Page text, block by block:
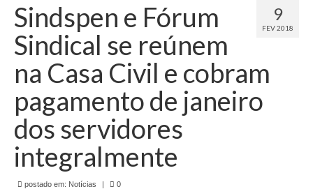
Institucional
Diretoria Sindsppen
Histórico do Sindsppen
Histórico do Sistema Penitenciário do Estado
de Mato Grosso
Formulário de Requerimento Padrão Sindsppen
Estatuto do Sindsppen
9
FEV 2018
Sindspen e Fórum
Sindical se reúnem
na Casa Civil e cobram
pagamento de janeiro
dos servidores
integralmente
postado em: Notícias | 0